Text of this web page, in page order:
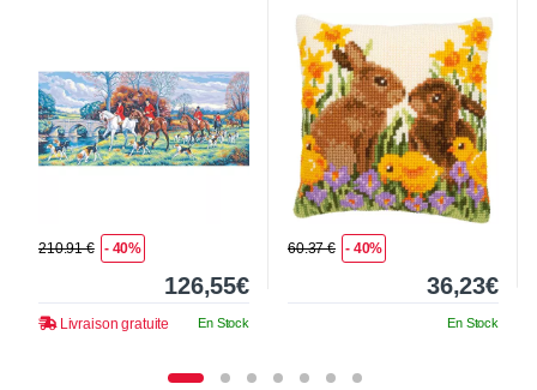
210.91 € - 40%
126,55€
Livraison gratuite En Stock
60.37 € - 40%
36,23€
En Stock